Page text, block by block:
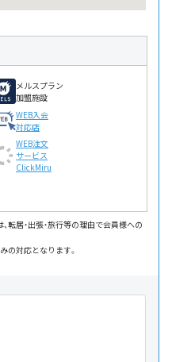
メルスプラン
加盟施設
WEB入会
対応店
WEB注文
サービス
ClickMiru
転居・出張・旅行等の理由で会員様への
の対応となります。